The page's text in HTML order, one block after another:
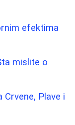
efektima
mislite o
Crvene, Plave i